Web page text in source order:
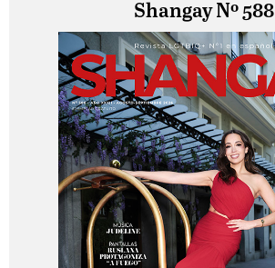
Shangay Nº 588